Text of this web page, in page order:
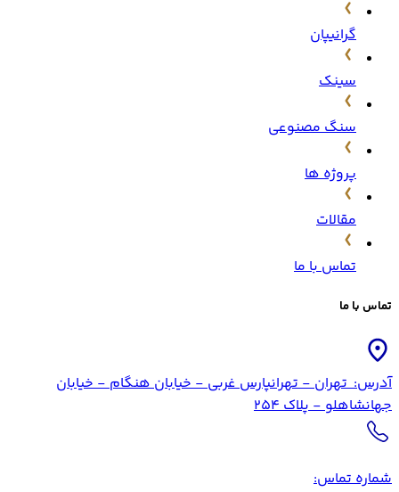
گرانیپان
سینک
سنگ مصنوعی
پروژه ها
مقالات
تماس با ما
تماس با ما
آدرس:تهران - تهرانپارس غربی - خیابان هنگام - خیابان
جهانشاهلو - پلاک 254
شماره تماس: